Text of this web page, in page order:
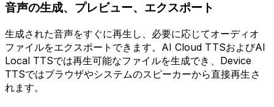
音声の生成、プレビュー、エクスポート
生成された音声をすぐに再生し、必要に応じてオーディオ
ファイルをエクスポートできます。AI Cloud TTSおよびAI
Local TTSでは再生可能なファイルを生成でき、Device
TTSではブラウザやシステムのスピーカーから直接再生さ
れます。